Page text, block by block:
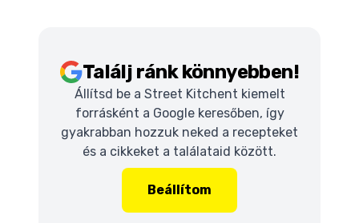
Találj ránk könnyebben!
Állítsd be a Street Kitchent kiemelt
forrásként a Google keresőben, így
gyakrabban hozzuk neked a recepteket
és a cikkeket a találataid között.
Beállítom